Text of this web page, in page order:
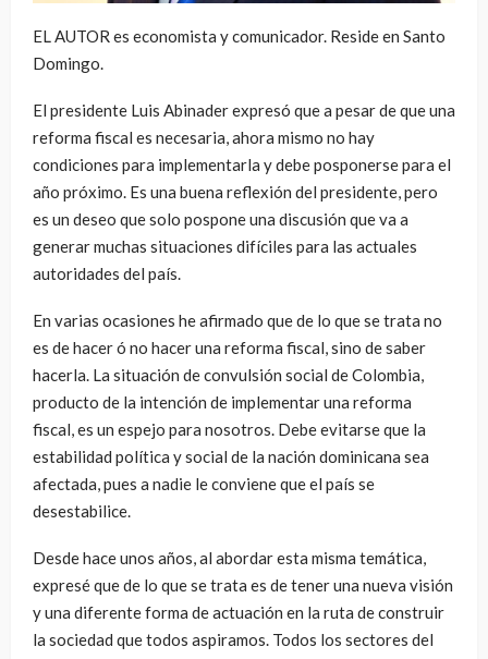
EL AUTOR es economista y comunicador. Reside en Santo
Domingo.
El presidente Luis Abinader expresó que a pesar de que una
reforma fiscal es necesaria, ahora mismo no hay
condiciones para implementarla y debe posponerse para el
año próximo. Es una buena reflexión del presidente, pero
es un deseo que solo pospone una discusión que va a
generar muchas situaciones difíciles para las actuales
autoridades del país.
En varias ocasiones he afirmado que de lo que se trata no
es de hacer ó no hacer una reforma fiscal, sino de saber
hacerla. La situación de convulsión social de Colombia,
producto de la intención de implementar una reforma
fiscal, es un espejo para nosotros. Debe evitarse que la
estabilidad política y social de la nación dominicana sea
afectada, pues a nadie le conviene que el país se
desestabilice.
Desde hace unos años, al abordar esta misma temática,
expresé que de lo que se trata es de tener una nueva visión
y una diferente forma de actuación en la ruta de construir
la sociedad que todos aspiramos. Todos los sectores del